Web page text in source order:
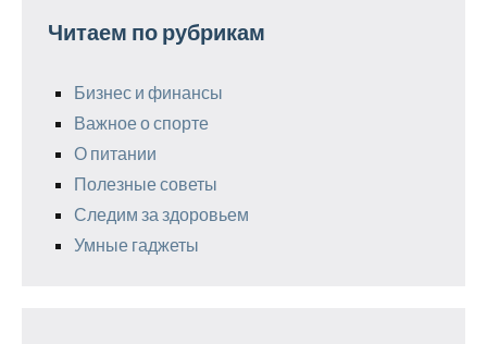
Читаем по рубрикам
Бизнес и финансы
Важное о спорте
О питании
Полезные советы
Следим за здоровьем
Умные гаджеты